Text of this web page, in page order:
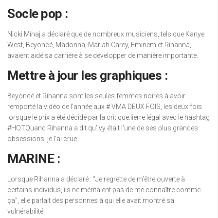
Socle pop :
Nicki Minaj a déclaré que de nombreux musiciens, tels que Kanye
West, Beyoncé, Madonna, Mariah Carey, Eminem et Rihanna,
avaient aidé sa carrière à se développer de manière importante.
Mettre à jour les graphiques :
Beyoncé et Rihanna sont les seules femmes noires à avoir
remporté la vidéo de l’année aux # VMA DEUX FOIS, les deux fois
lorsque le prix a été décidé par la critique.lierre légal avec le hashtag
#HOTQuand Rihanna a dit qu’Ivy était l’une de ses plus grandes
obsessions, je l’ai crue.
MARINE :
Lorsque Rihanna a déclaré : “Je regrette de m’être ouverte à
certains individus, ils ne méritaient pas de me connaître comme
ça”, elle parlait des personnes à qui elle avait montré sa
vulnérabilité.